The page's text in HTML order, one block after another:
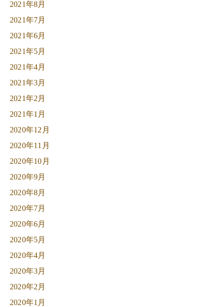
2021年8月
2021年7月
2021年6月
2021年5月
2021年4月
2021年3月
2021年2月
2021年1月
2020年12月
2020年11月
2020年10月
2020年9月
2020年8月
2020年7月
2020年6月
2020年5月
2020年4月
2020年3月
2020年2月
2020年1月